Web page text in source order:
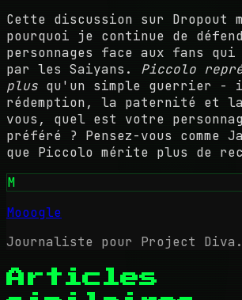
Cette discussion sur Dropout
pourquoi je continue de
personnages face aux fans
par les Saiyans. Piccolo
plus qu'un simple guerrier -
rédemption, la paternité et
vous, quel est votre
préféré ? Pensez-vous comme
que Piccolo mérite plus de
M
Mooogle
Journaliste pour Project Diva.
Articles